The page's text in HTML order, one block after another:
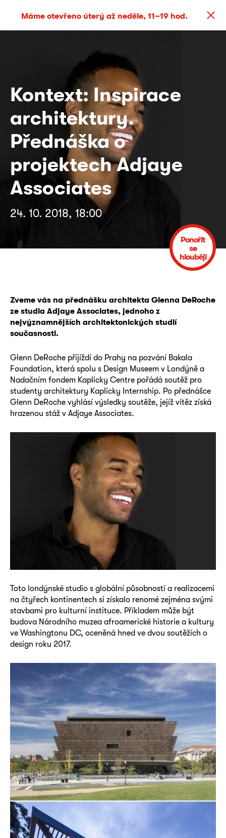
Máme otevřeno úterý až neděle, 11–19 hod.
Kontext: Inspirace
architektury.
Přednáška o
projektech Adjaye
Associates
24. 10. 2018, 18:00
Ponořit
se
hlouběji
Zveme vás na přednášku architekta Glenna DeRoche
ze studia Adjaye Associates, jednoho z
nejvýznamnějších architektonických studií
současnosti.
Glenn DeRoche přijíždí do Prahy na pozvání Bakala
Foundation, která spolu s Design Museem v Londýně a
Nadačním fondem Kaplicky Centre pořádá soutěž pro
studenty architektury Kaplicky Internship. Po přednášce
Glenn DeRoche vyhlásí výsledky soutěže, jejíž vítěz získá
hrazenou stáž v Adjaye Associates.
Toto londýnské studio s globální působností a realizacemi
na čtyřech kontinentech si získalo renomé zejména svými
stavbami pro kulturní instituce. Příkladem může být
budova Národního muzea afroamerické historie a kultury
ve Washingtonu DC, oceněná hned ve dvou soutěžích o
design roku 2017.